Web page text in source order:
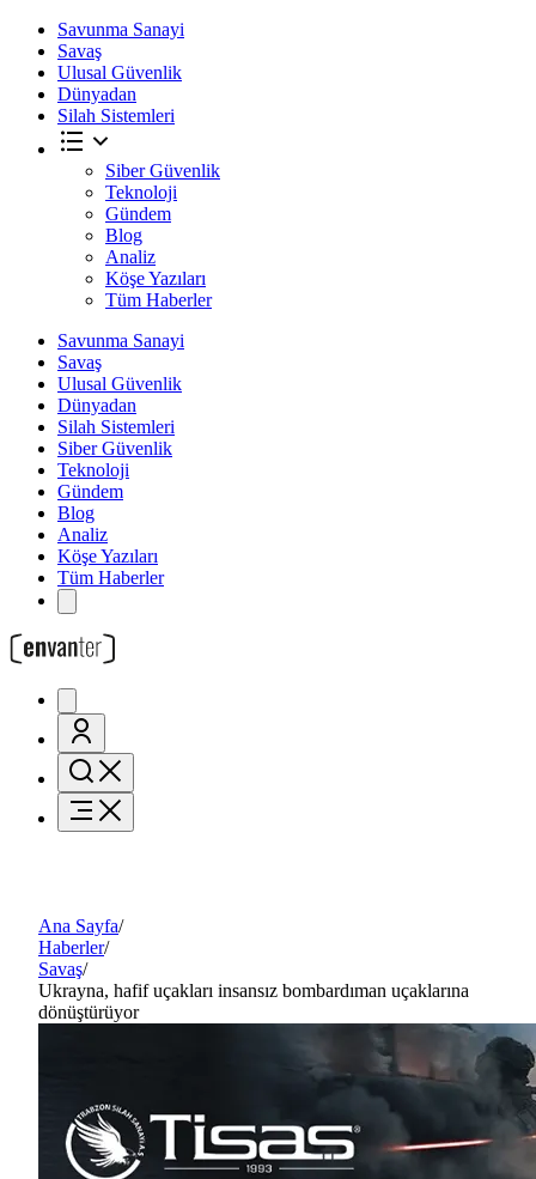
Savunma Sanayi
Savaş
Ulusal Güvenlik
Dünyadan
Silah Sistemleri
Siber Güvenlik
Teknoloji
Gündem
Blog
Analiz
Köşe Yazıları
Tüm Haberler
Savunma Sanayi
Savaş
Ulusal Güvenlik
Dünyadan
Silah Sistemleri
Siber Güvenlik
Teknoloji
Gündem
Blog
Analiz
Köşe Yazıları
Tüm Haberler
Ana Sayfa/
Haberler/
Savaş/
Ukrayna, hafif uçakları insansız bombardıman uçaklarına
dönüştürüyor